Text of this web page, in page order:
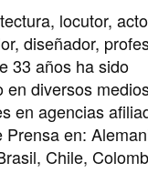
locutor,
diseñador,
33 años ha sido
diversos
en agencias
en:
Chile,